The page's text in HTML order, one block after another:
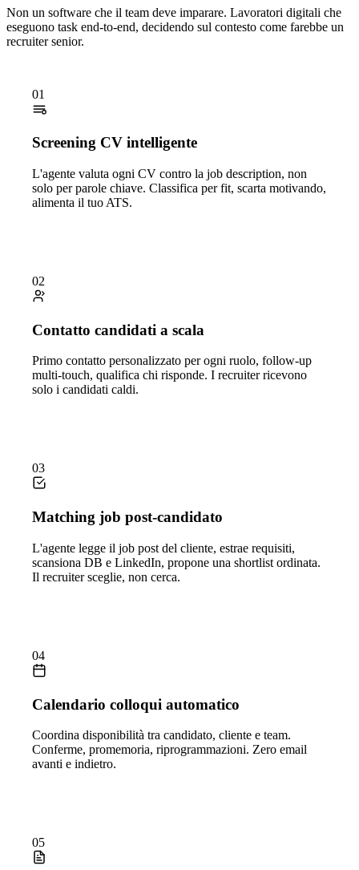
Non un software che il team deve imparare. Lavoratori digitali che
eseguono task end-to-end, decidendo sul contesto come farebbe un
recruiter senior.
01
Screening CV intelligente
L'agente valuta ogni CV contro la job description, non
solo per parole chiave. Classifica per fit, scarta motivando,
alimenta il tuo ATS.
02
Contatto candidati a scala
Primo contatto personalizzato per ogni ruolo, follow-up
multi-touch, qualifica chi risponde. I recruiter ricevono
solo i candidati caldi.
03
Matching job post-candidato
L'agente legge il job post del cliente, estrae requisiti,
scansiona DB e LinkedIn, propone una shortlist ordinata.
Il recruiter sceglie, non cerca.
04
Calendario colloqui automatico
Coordina disponibilità tra candidato, cliente e team.
Conferme, promemoria, riprogrammazioni. Zero email
avanti e indietro.
05